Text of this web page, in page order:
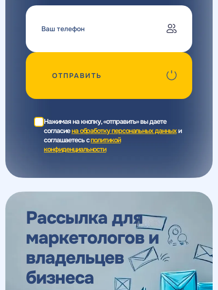
ОТПРАВИТЬ
Нажимая на кнопку, «отправить» вы даете
согласиена обработку персональных данныхи
соглашаетесь cполитикой
конфиденциальности
Рассылка для
маркетологови
владельцев
бизнеса